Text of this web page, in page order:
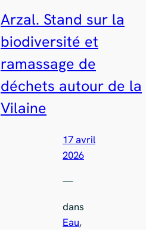
Arzal. Stand sur la
biodiversité et
ramassage de
déchets autour de la
Vilaine
17 avril
2026
—
dans
Eau